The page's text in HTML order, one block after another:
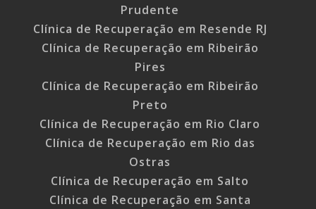
Prudente
Clínica de Recuperação em Resende RJ
Clínica de Recuperação em Ribeirão
Pires
Clínica de Recuperação em Ribeirão
Preto
Clínica de Recuperação em Rio Claro
Clínica de Recuperação em Rio das
Ostras
Clínica de Recuperação em Salto
Clínica de Recuperação em Santa